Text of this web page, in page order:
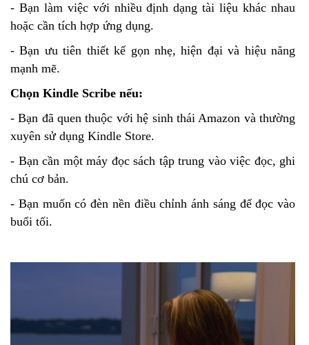
- Bạn làm việc với nhiều định dạng tài liệu khác nhau
hoặc cần tích hợp ứng dụng.
- Bạn ưu tiên thiết kế gọn nhẹ, hiện đại và hiệu năng
mạnh mẽ.
Chọn Kindle Scribe nếu:
- Bạn đã quen thuộc với hệ sinh thái Amazon và thường
xuyên sử dụng Kindle Store.
- Bạn cần một máy đọc sách tập trung vào việc đọc, ghi
chú cơ bản.
- Bạn muốn có đèn nền điều chỉnh ánh sáng để đọc vào
buổi tối.